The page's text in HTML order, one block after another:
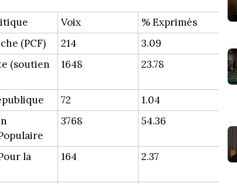
Voix
% Exprimés
(PCF) 214
3.09
(soutien
1648 23.78
72
1.04
3768 54.36
la
164 2.37